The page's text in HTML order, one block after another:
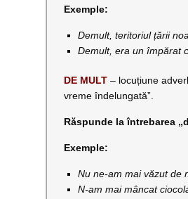
Exemple:
Demult, teritoriul țării
Demult, era un împărat
DE MULT– locuțiune
vreme îndelungată”.
Răspunde la întrebarea
Exemple:
Nu ne-am mai văzut de
N-am mai mâncat